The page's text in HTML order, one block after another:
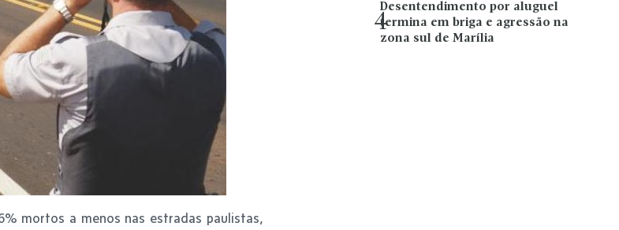
mortos a menos nas estradas paulistas,
4
Desentendimento por aluguel
termina em briga e agressão na
zona sul de Marília